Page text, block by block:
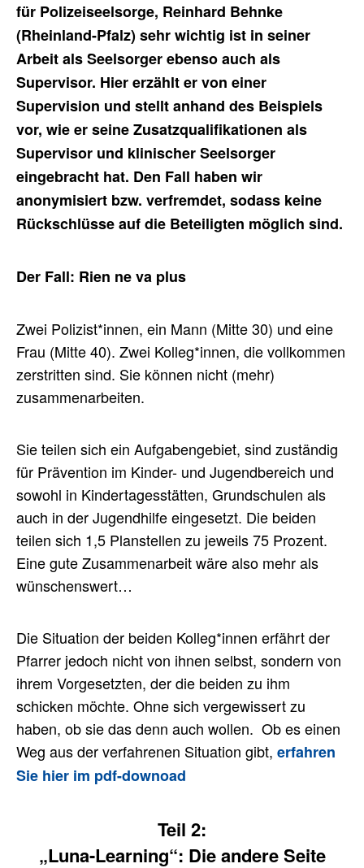
für Polizeiseelsorge, Reinhard Behnke
(Rheinland-Pfalz) sehr wichtig ist in seiner
Arbeit als Seelsorger ebenso auch als
Supervisor. Hier erzählt er von einer
Supervision und stellt anhand des Beispiels
vor, wie er seine Zusatzqualifikationen als
Supervisor und klinischer Seelsorger
eingebracht hat. Den Fall haben wir
anonymisiert bzw. verfremdet, sodass keine
Rückschlüsse auf die Beteiligten möglich sind.
Der Fall: Rien ne va plus
Zwei Polizist*innen, ein Mann (Mitte 30) und eine
Frau (Mitte 40). Zwei Kolleg*innen, die vollkommen
zerstritten sind. Sie können nicht (mehr)
zusammenarbeiten.
Sie teilen sich ein Aufgabengebiet, sind zuständig
für Prävention im Kinder- und Jugendbereich und
sowohl in Kindertagesstätten, Grundschulen als
auch in der Jugendhilfe eingesetzt. Die beiden
teilen sich 1,5 Planstellen zu jeweils 75 Prozent.
Eine gute Zusammenarbeit wäre also mehr als
wünschenswert…
Die Situation der beiden Kolleg*innen erfährt der
Pfarrer jedoch nicht von ihnen selbst, sondern von
ihrem Vorgesetzten, der die beiden zu ihm
schicken möchte. Ohne sich vergewissert zu
haben, ob sie das denn auch wollen. Ob es einen
Weg aus der verfahrenen Situation gibt, erfahren
Sie hier im pdf-downoad
Teil 2:
„Luna-Learning“: Die andere Seite